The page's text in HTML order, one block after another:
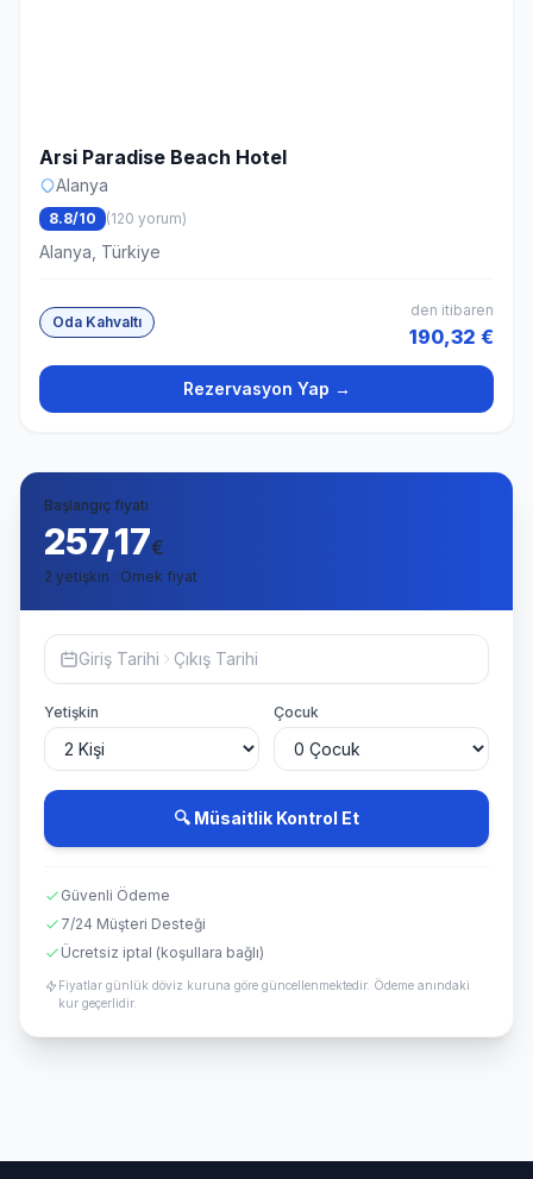
Arsi Paradise Beach Hotel
Alanya
8.8/10 (120 yorum)
Alanya, Türkiye
Oda Kahvaltı
den itibaren
190,32 €
Rezervasyon Yap →
Başlangıç fiyatı
257,17€
2 yetişkin · Örnek fiyat
Giriş Tarihi Çıkış Tarihi
Yetişkin Çocuk
🔍 Müsaitlik Kontrol Et
Güvenli Ödeme
7/24 Müşteri Desteği
Ücretsiz iptal (koşullara bağlı)
Fiyatlar günlük döviz kuruna göre güncellenmektedir. Ödeme anındaki
kur geçerlidir.